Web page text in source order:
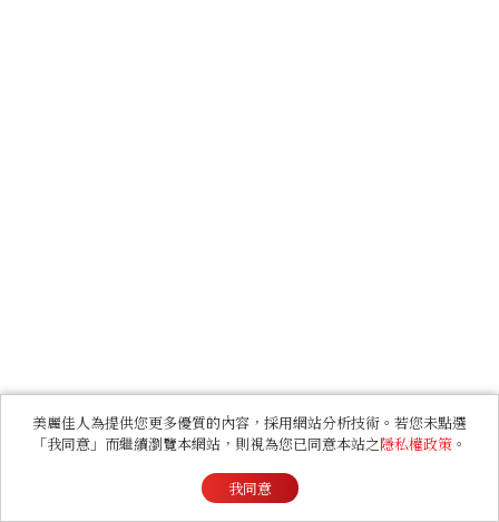
美麗佳人為提供您更多優質的內容，採用網站分析技術。若您未點選
「我同意」而繼續瀏覽本網站，則視為您已同意本站之隱私權政策 。
我同意